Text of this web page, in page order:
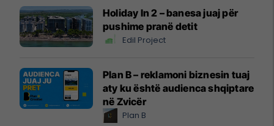
Holiday In 2 – banesa juaj për
pushime pranë detit
Edil Project
Plan B – reklamoni biznesin tuaj
aty ku është audienca shqiptare
në Zvicër
Plan B